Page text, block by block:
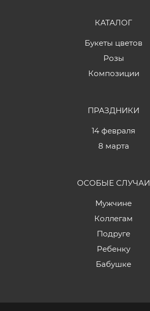
КАТАЛОГ
Букеты цветов
Розы
Композиции
ПРАЗДНИКИ
14 февраля
8 марта
ОСОБЫЕ СЛУЧАИ
Мужчине
Коллегам
Подруге
Ребенку
Бабушке